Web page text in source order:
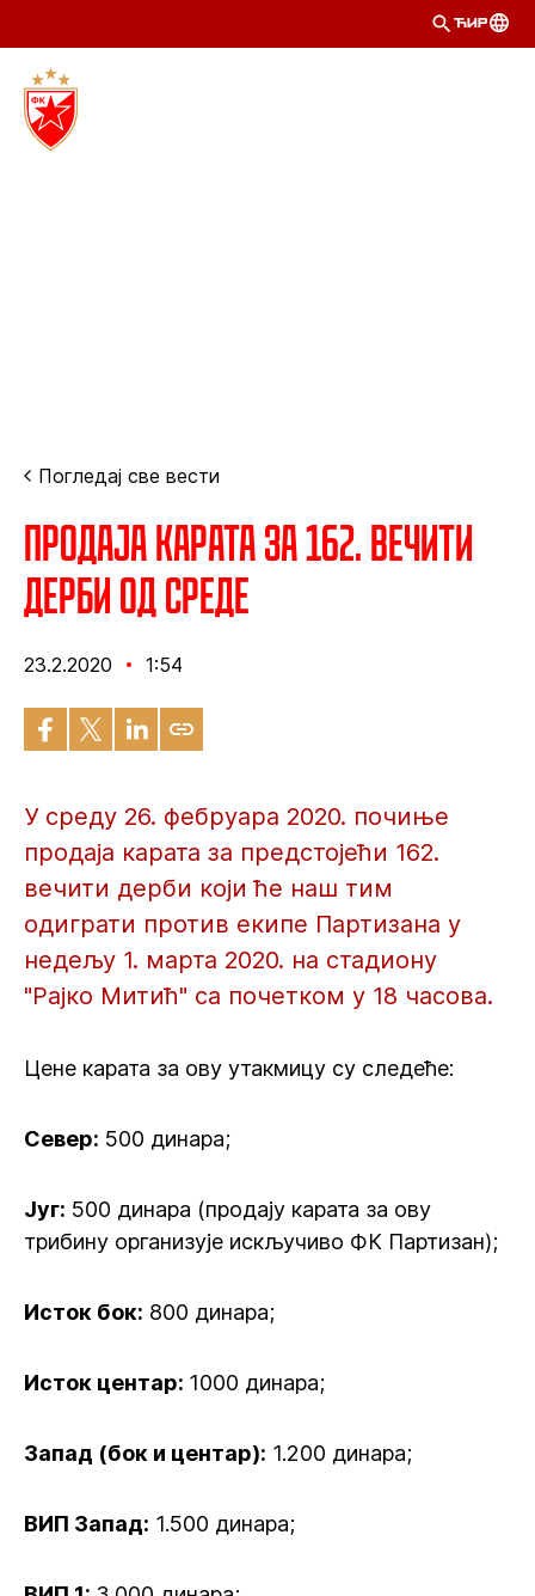
ЋИР
Погледај све вести
Продаја карата за 162. вечити
дерби од среде
23.2.2020 1:54
У среду 26. фебруара 2020. почиње
продаја карата за предстојећи 162.
вечити дерби који ће наш тим
одиграти против екипе Партизана у
недељу 1. марта 2020. на стадиону
"Рајко Митић" са почетком у 18 часова.
Цене карата за ову утакмицу су следеће:
Север: 500 динара;
Југ: 500 динара (продају карата за ову
трибину организује искључиво ФК Партизан);
Исток бок: 800 динара;
Исток центар: 1000 динара;
Запад (бок и центар): 1.200 динара;
ВИП Запад: 1.500 динара;